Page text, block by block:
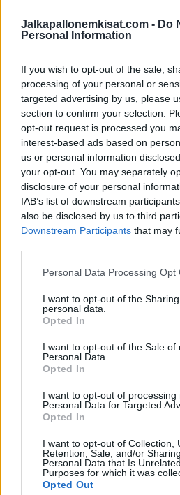
Jalkapallonemkisat.com - Do
Personal Information
If you wish to opt-out of the sale,
processing of your personal or
targeted advertising by us, please
section to confirm your selection.
opt-out request is processed you
interest-based ads based on
us or personal information
your opt-out. You may separately
disclosure of your personal
IAB’s list of downstream
also be disclosed by us to third
Downstream Participants that may
Personal Data Processing Opt
I want to opt-out of the
personal data.
Opted In
I want to opt-out of the Sale of
Personal Data.
Opted In
I want to opt-out of processing
Personal Data for Targeted
Opted In
I want to opt-out of Collection,
Retention, Sale, and/or
Personal Data that Is
Purposes for which it was
Opted Out
Suomen joukkuealkaviin MM-
28.3. Ukrainan vieraissa.
Edellinen artikkeli
Nuoriso alkanut ottaa kenttiä
haltuun Mestarien liigassa –
sukupolvenvaihdos on tosiasia
Suomen MM-
analyysi
näin katsot ottelun